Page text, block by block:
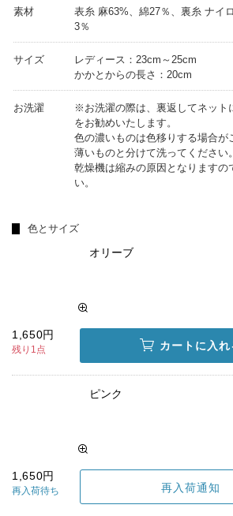
素材
表糸 麻63%、綿27％、裏糸 ナイ
3％
サイズ
レディース：23cm～25cm
かかとからの長さ：20cm
お洗濯
※お洗濯の際は、裏返してネット
をお勧めいたします。
色の濃いものは色移りする場合が
薄いものと分けて洗ってください。
乾燥機は縮みの原因となりますの
い。
色とサイズ
オリーブ
1,650円
残り1点 カートに入れ
ピンク
1,650円
再入荷待ち 再入荷通知